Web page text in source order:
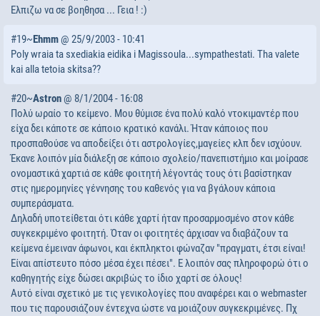
Ελπιζω να σε βοηθησα ... Γεια ! :)
#19~Ehmm@ 25/9/2003 - 10:41
Poly wraia ta sxediakia eidika i Magissoula...sympathestati. Tha valete
kai alla tetoia skitsa??
#20~Astron @ 8/1/2004 - 16:08
Πολύ ωραίο το κείμενο. Μου θύμισε ένα πολύ καλό ντοκιμαντέρ που
είχα δει κάποτε σε κάποιο κρατικό κανάλι. Ήταν κάποιος που
προσπαθούσε να αποδείξει ότι αστρολογίες,μαγείες κλπ δεν ισχύουν.
Έκανε λοιπόν μία διάλεξη σε κάποιο σχολείο/πανεπιστήμιο και μοίρασε
ονομαστικά χαρτιά σε κάθε φοιτητή λέγοντάς τους ότι βασίστηκαν
στις ημερομηνίες γέννησης του καθενός για να βγάλουν κάποια
συμπεράσματα.
Δηλαδή υποτείθεται ότι κάθε χαρτί ήταν προσαρμοσμένο στον κάθε
συγκεκριμένο φοιτητή. Όταν οι φοιτητές άρχισαν να διαβάζουν τα
κείμενα έμειναν άφωνοι, και έκπληκτοι φώναζαν "πραγματι, έτσι είναι!
Είναι απίστευτο πόσο μέσα έχει πέσει". Ε λοιπόν σας πληροφορώ ότι ο
καθηγητής είχε δώσει ακριβώς το ίδιο χαρτί σε όλους!
Αυτό είναι σχετικό με τις γενικολογίες που αναφέρει και ο webmaster
που τις παρουσιάζουν έντεχνα ώστε να μοιάζουν συγκεκριμένες. Πχ